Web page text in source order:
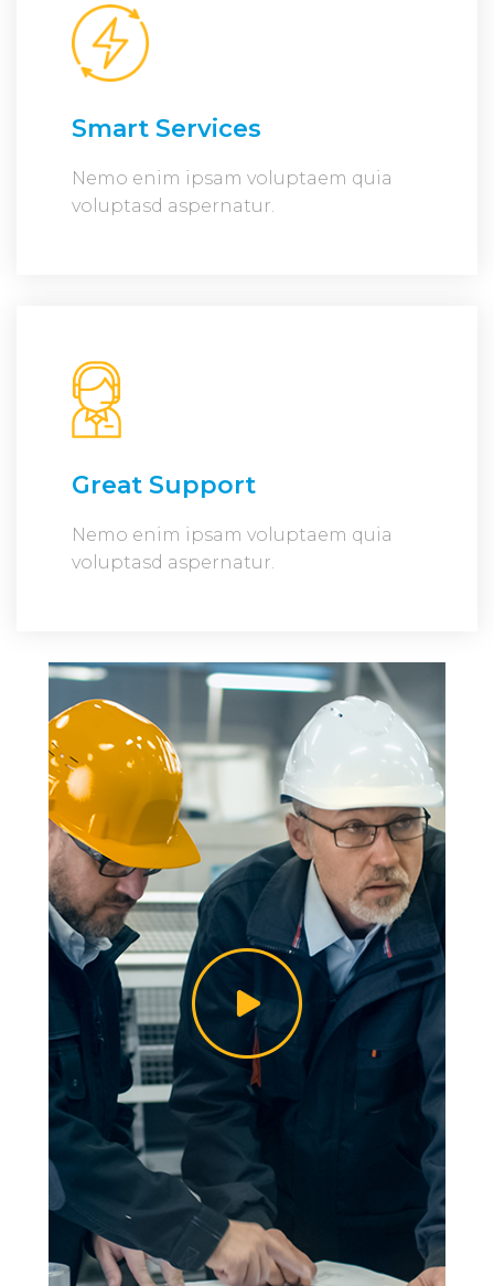
Smart Services
Nemo enim ipsam voluptaem quia
voluptasd aspernatur.
Great Support
Nemo enim ipsam voluptaem quia
voluptasd aspernatur.